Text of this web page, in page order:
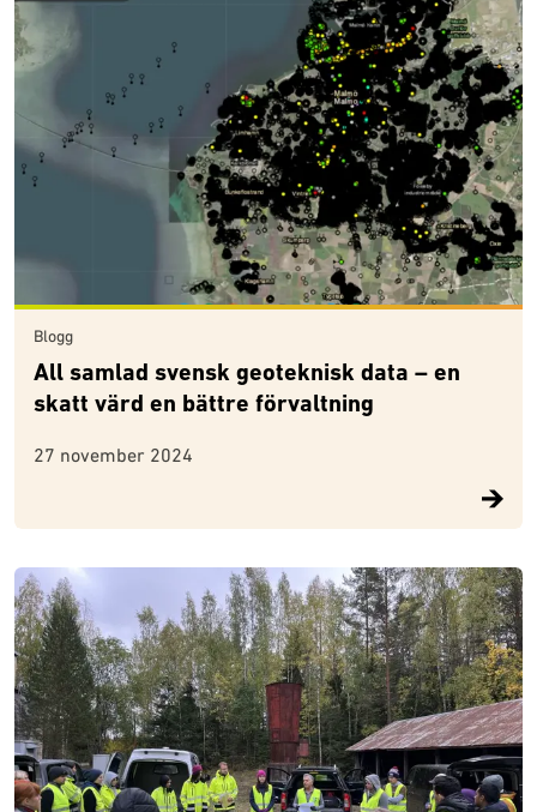
Blogg
All samlad svensk geoteknisk data – en
skatt värd en bättre förvaltning
27 november 2024